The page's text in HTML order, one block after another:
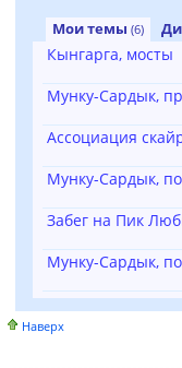
Мои темы (6)
Кынгарга, мосты
Мунку-Сардык,
Ассоциация
Мунку-Сардык,
Забег на Пик
Мунку-Сардык,
Наверх